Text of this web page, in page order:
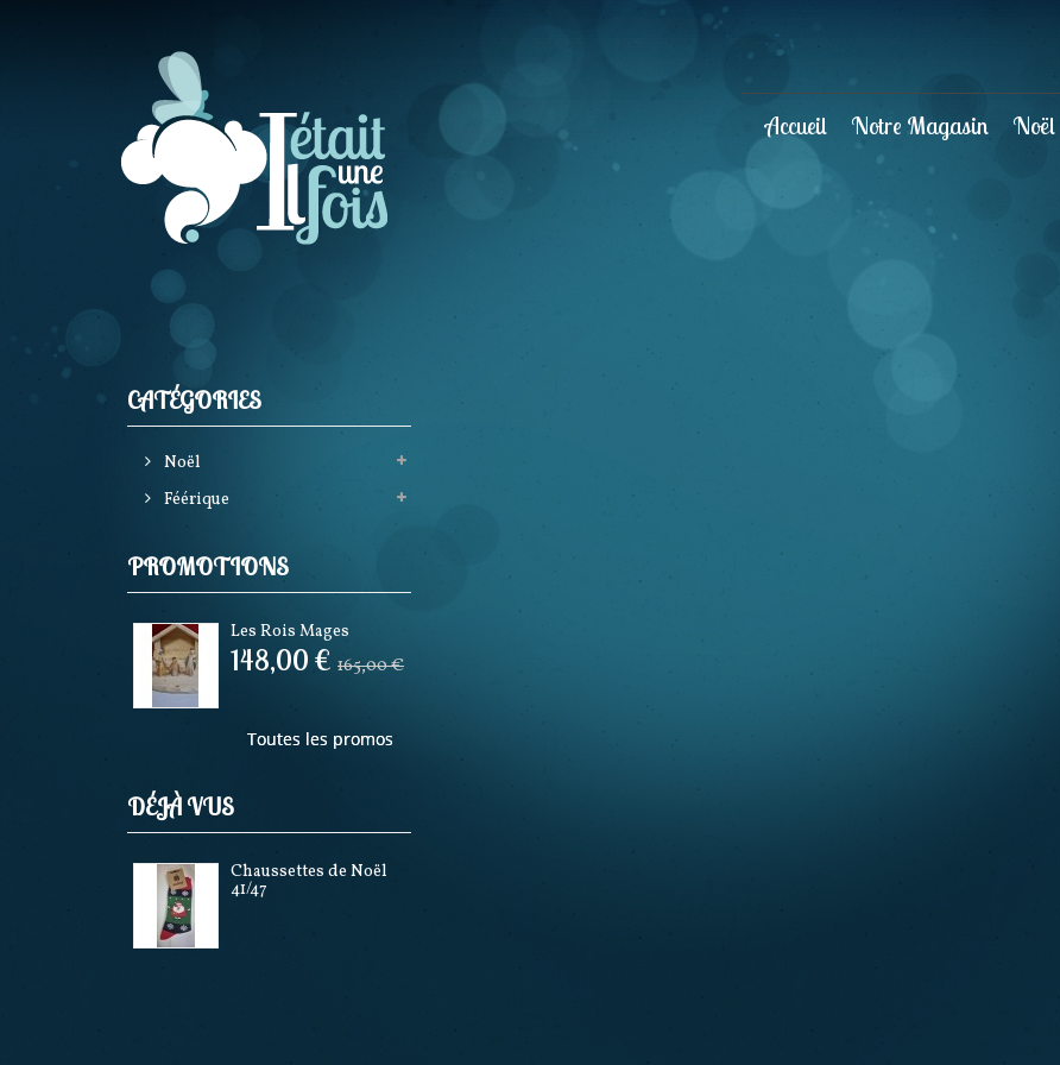
Accueil Notre Magasin Noël
CATÉGORIES
Noël
Féérique
PROMOTIONS
Les Rois Mages
148,00 € 165,00 €
Toutes les promos
DÉJÀ VUS
Chaussettes de Noël
41/47